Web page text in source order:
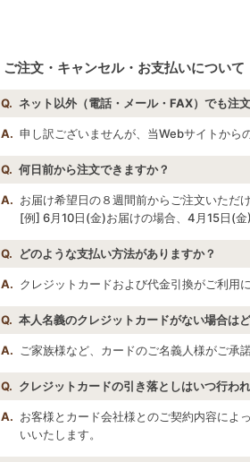
ご注文・キャンセル・お支払いについて
Q. ネット以外（電話・メール・FAX）でも注
A. 申し訳ございませんが、当Webサイトから
Q. 何日前から注文できますか？
A. お届け希望日の８週間前からご注文いただけ
[例] 6月10日(金)お届けの場合、4月15日(金
Q. どのような支払い方法がありますか？
A. クレジットカードおよび代金引換がご利用に
Q. 本人名義のクレジットカードがない場合は
A. ご家族様など、カードのご名義人様がご承
Q. クレジットカードの引き落としはいつ行わ
A. お客様とカード会社様とのご契約内容によ
いいたします。